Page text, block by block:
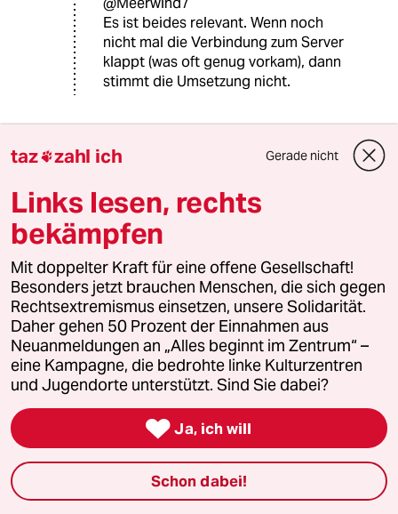
Es ist beides relevant. Wenn noch
nicht mal die Verbindung zum Server
klappt (was oft genug vorkam), dann
stimmt die Umsetzung nicht.
Jossi Blum
Wenn alle nach Lust und Laune sich impfen
lassen können, nsch dem Motto " wer zuerst
kommt, wird zuerst gepiekst", riskieren wir
Impfchaos total und eine Vernachlässigung der
Ridikogruppen. Erst gehört die Bevölkerung ab
60 geimpft sowie Chronisch Kranke,
medizinisches Personal, Polizei und Feuerwehr
sowie Erzieher*innen.
20:12 Uhr
Ich gehöre zur Priorisierungsgruppe 2. Mir wird
eine Impfung verweigert, obwohl ausreichend
Impfstoff da ist. Warum?
taz zahl ich Gerade nicht
Links lesen, rechts
bekämpfen
Mit doppelter Kraft für eine offene Gesellschaft!
Besonders jetzt brauchen Menschen, die sich gegen
Rechtsextremismus einsetzen, unsere Solidarität.
Daher gehen 50 Prozent der Einnahmen aus
Neuanmeldungen an „Alles beginnt im Zentrum“ –
eine Kampagne, die bedrohte linke Kulturzentren
und Jugendorte unterstützt. Sind Sie dabei?
 Ja, ich will
Schon dabei!